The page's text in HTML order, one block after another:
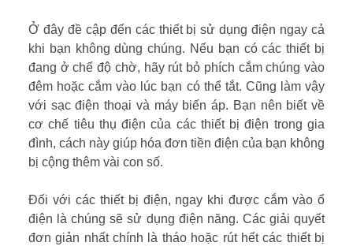
Ở đây đề cập đến các thiết bị sử dụng điện ngay cả
khi bạn không dùng chúng. Nếu bạn có các thiết bị
đang ở chế độ chờ, hãy rút bỏ phích cắm chúng vào
đêm hoặc cắm vào lúc bạn có thể tắt. Cũng làm vậy
với sạc điện thoại và máy biến áp. Bạn nên biết về
cơ chế tiêu thụ điện của các thiết bị điện trong gia
đình, cách này giúp hóa đơn tiền điện của bạn không
bị cộng thêm vài con số.
Đối với các thiết bị điện, ngay khi được cắm vào ổ
điện là chúng sẽ sử dụng điện năng. Các giải quyết
đơn giản nhất chính là tháo hoặc rút hết các thiết bị